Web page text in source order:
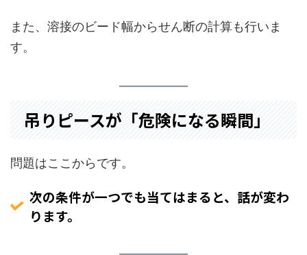
また、溶接のビード幅からせん断の計算も行いま
す。
吊りピースが「危険になる瞬間」
問題はここからです。
次の条件が一つでも当てはまると、話が変わ
ります。